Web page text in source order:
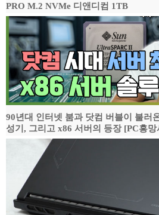
PRO M.2 NVMe 디앤디컴 1TB
90년대 인터넷 붐과 닷컴 버블이 불러
성기, 그리고 x86 서버의 등장 [PC흥망